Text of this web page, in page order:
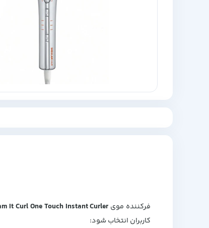
فرکننده موی It Curl One Touch Instant Curler
کاربران انتخاب شود: